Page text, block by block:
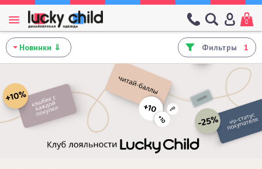
0
Фильтры 1